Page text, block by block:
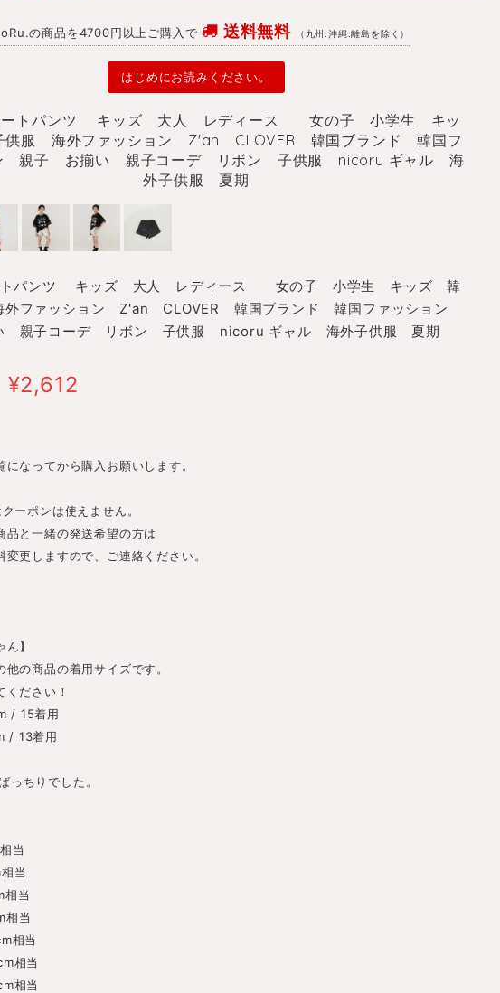
の商品を4700円以上ご購入で 送料無料 （九州.沖縄.離島を除く）
はじめにお読みください。
トパンツ キッズ 大人 レディース 女の子 小学生 キッ
供服 海外ファッション Z'an CLOVER 韓国ブランド 韓国フ
親子 お揃い 親子コーデ リボン 子供服 nicoru ギャル 海
外子供服 夏期
パンツ キッズ 大人 レディース 女の子 小学生 キッズ 韓
外ファッション Z'an CLOVER 韓国ブランド 韓国ファッション
親子コーデ リボン 子供服 nicoru ギャル 海外子供服 夏期
¥2,612
になってから購入お願いします。
ーポンは使えません。
品と一緒の発送希望の方は
変更しますので、ご連絡ください。
】
他の商品の着用サイズです。
ください！
/ 15着用
/ 13着用
っちりでした。
当
当
当
当
相当
相当
相当